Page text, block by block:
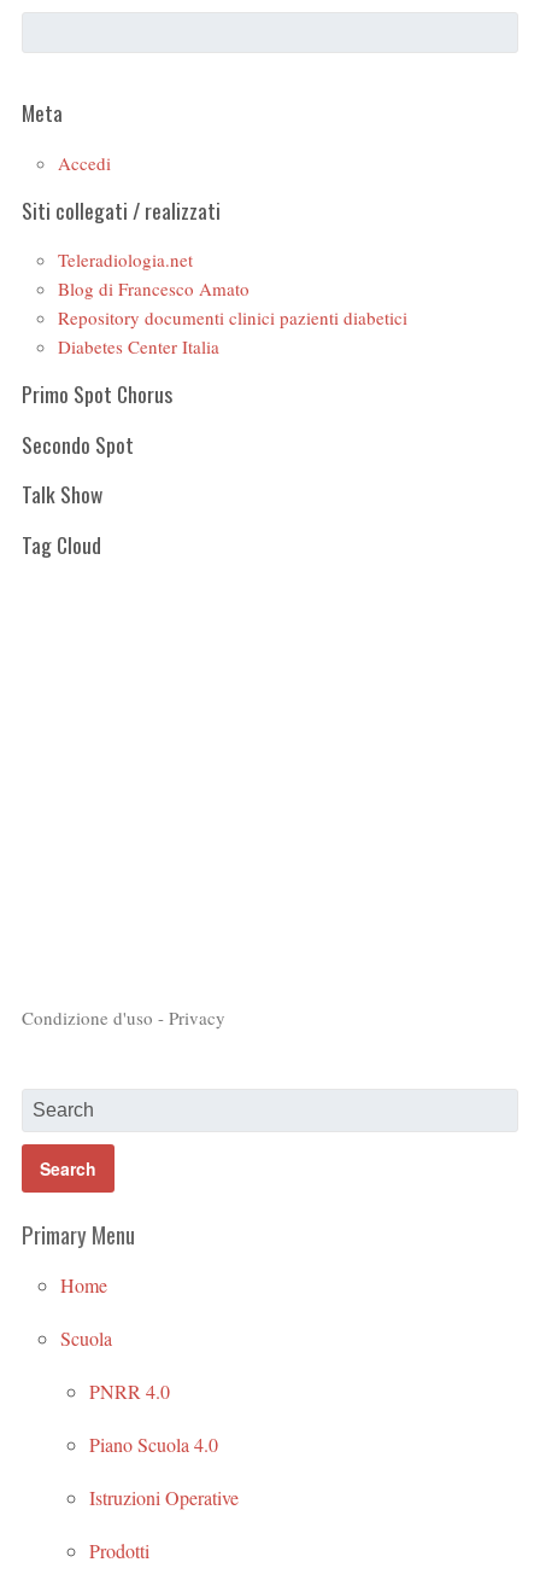
Meta
Accedi
Siti collegati / realizzati
Teleradiologia.net
Blog di Francesco Amato
Repository documenti clinici pazienti diabetici
Diabetes Center Italia
Primo Spot Chorus
Secondo Spot
Talk Show
Tag Cloud
Condizione d'uso - Privacy
Primary Menu
Home
Scuola
PNRR 4.0
Piano Scuola 4.0
Istruzioni Operative
Prodotti